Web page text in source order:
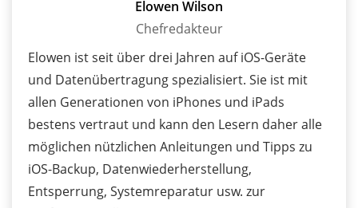
Elowen Wilson
Chefredakteur
Elowen ist seit über drei Jahren auf iOS-Geräte
und Datenübertragung spezialisiert. Sie ist mit
allen Generationen von iPhones und iPads
bestens vertraut und kann den Lesern daher alle
möglichen nützlichen Anleitungen und Tipps zu
iOS-Backup, Datenwiederherstellung,
Entsperrung, Systemreparatur usw. zur